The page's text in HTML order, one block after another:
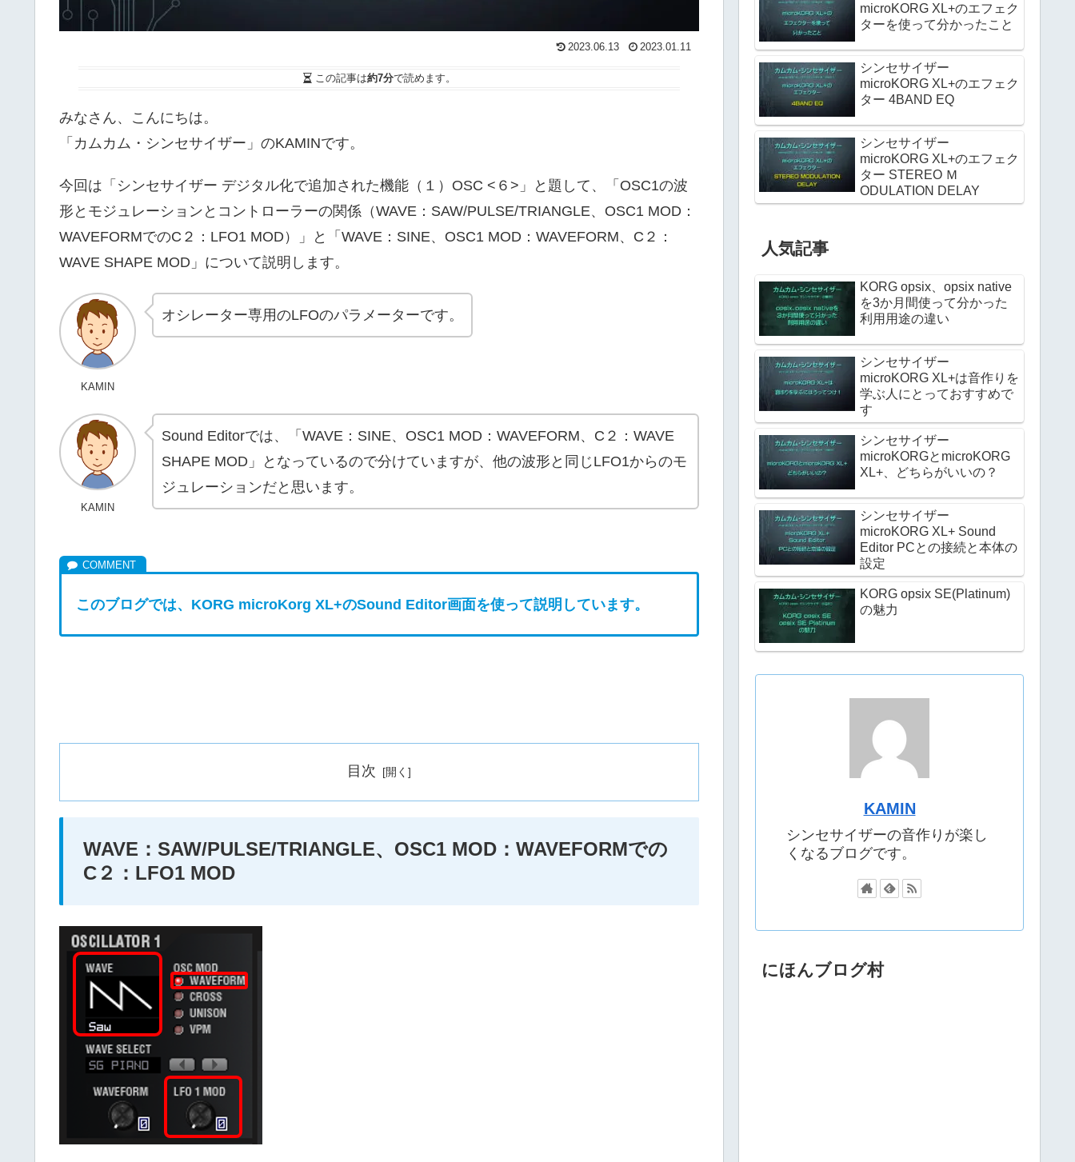
2023.06.13 2023.01.11
この記事は約7分で読めます。
みなさん、こんにちは。
「カムカム・シンセサイザー」のKAMINです。
今回は「シンセサイザー デジタル化で追加された機能（１）OSC <６>」と題して、「OSC1の波
形とモジュレーションとコントローラーの関係（WAVE：SAW/PULSE/TRIANGLE、OSC1 MOD：
WAVEFORMでのC２：LFO1 MOD）」と「WAVE：SINE、OSC1 MOD：WAVEFORM、C２：
WAVE SHAPE MOD」について説明します。
KAMIN
オシレーター専用のLFOのパラメーターです。
KAMIN
Sound Editorでは、「WAVE：SINE、OSC1 MOD：WAVEFORM、C２：WAVE
SHAPE MOD」となっているので分けていますが、他の波形と同じLFO1からのモ
ジュレーションだと思います。
このブログでは、KORG microKorg XL+のSound Editor画面を使って説明しています。
目次
WAVE：SAW/PULSE/TRIANGLE、OSC1 MOD：WAVEFORMでの
C２：LFO1 MOD
microKORG XL+のエフェク
ターを使って分かったこと
シンセサイザー
microKORG XL+のエフェク
ター 4BAND EQ
シンセサイザー
microKORG XL+のエフェク
ター STEREO Ｍ
ODULATION DELAY
人気記事
KORG opsix、opsix native
を3か月間使って分かった
利用用途の違い
シンセサイザー
microKORG XL+は音作りを
学ぶ人にとっておすすめで
す
シンセサイザー
microKORGとmicroKORG
XL+、どちらがいいの？
シンセサイザー
microKORG XL+ Sound
Editor PCとの接続と本体の
設定
KORG opsix SE(Platinum)
の魅力
KAMIN
シンセサイザーの音作りが楽し
くなるブログです。
にほんブログ村